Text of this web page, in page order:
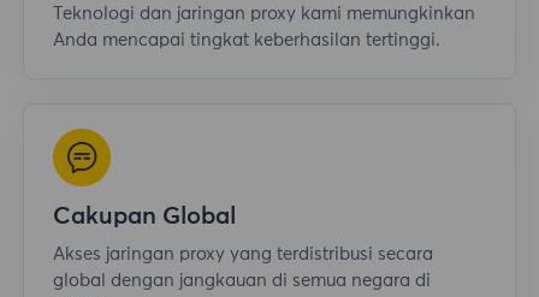
Teknologi dan jaringan proxy kami memungkinkan
Anda mencapai tingkat keberhasilan tertinggi.
Cakupan Global
Akses jaringan proxy yang terdistribusi secara
global dengan jangkauan di semua negara di